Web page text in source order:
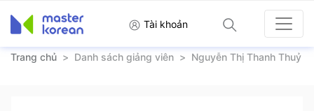
Tài khoản
Trang chủ > Danh sách giảng viên > Nguyễn Thị Thanh Thuỷ